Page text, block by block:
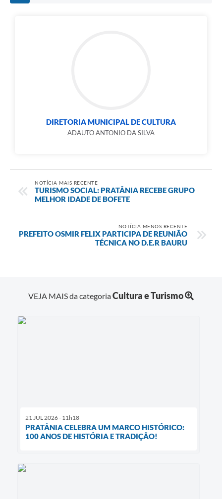
DIRETORIA MUNICIPAL DE CULTURA
ADAUTO ANTONIO DA SILVA
NOTÍCIA MAIS RECENTE
TURISMO SOCIAL: PRATÂNIA RECEBE GRUPO
MELHOR IDADE DE BOFETE
NOTÍCIA MENOS RECENTE
PREFEITO OSMIR FELIX PARTICIPA DE REUNIÃO
TÉCNICA NO D.E.R BAURU
VEJA MAIS da categoriaCultura e Turismo
21 JUL 2026 - 11h18
PRATÂNIA CELEBRA UM MARCO HISTÓRICO:
100 ANOS DE HISTÓRIA E TRADIÇÃO!